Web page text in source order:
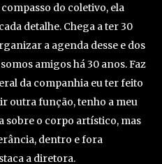
do coletivo, ela
detalhe. Chega a ter 30
a agenda desse e dos
amigos há 30 anos. Faz
da companhia eu ter feito
outra função, tenho a meu
sobre o corpo artístico, mas
dentro e fora
a diretora.